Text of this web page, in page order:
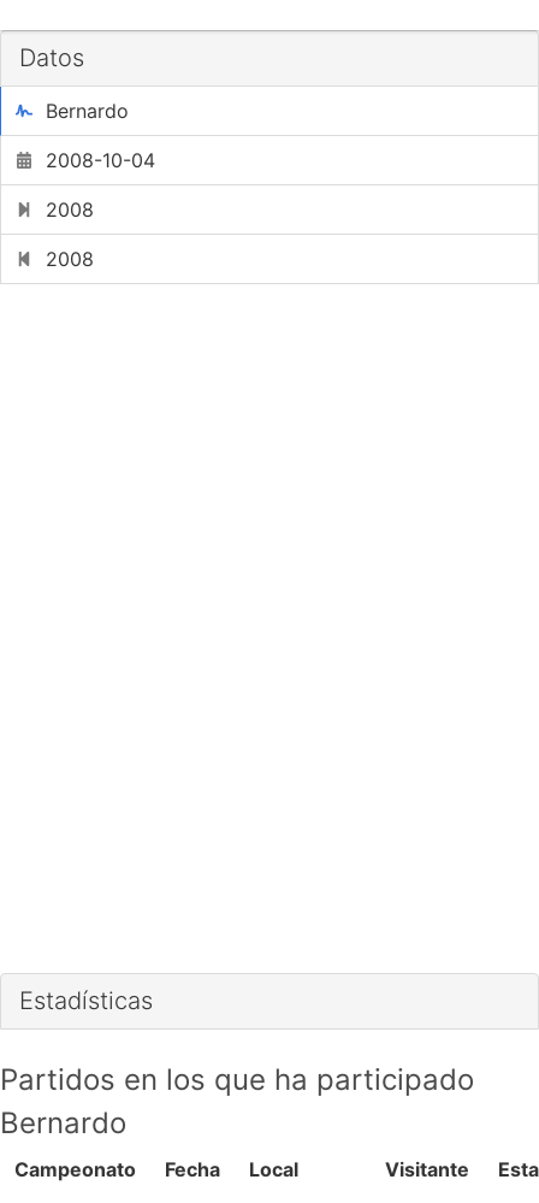
Datos
Bernardo
2008-10-04
2008
2008
Estadísticas
Partidos en los que ha participado
Bernardo
Campeonato Fecha Local Visitante